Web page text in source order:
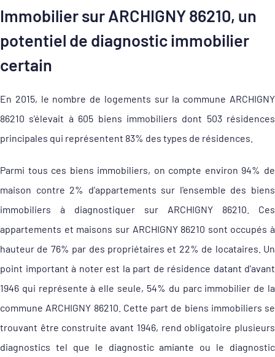
Immobilier sur ARCHIGNY 86210, un
potentiel de diagnostic immobilier
certain
En 2015, le nombre de logements sur la commune ARCHIGNY
86210 s'élevait à 605 biens immobiliers dont 503 résidences
principales qui représentent 83% des types de résidences.
Parmi tous ces biens immobiliers, on compte environ 94% de
maison contre 2% d'appartements sur l'ensemble des biens
immobiliers à diagnostiquer sur ARCHIGNY 86210. Ces
appartements et maisons sur ARCHIGNY 86210 sont occupés à
hauteur de 76% par des propriétaires et 22% de locataires. Un
point important à noter est la part de résidence datant d'avant
1946 qui représente à elle seule, 54% du parc immobilier de la
commune ARCHIGNY 86210. Cette part de biens immobiliers se
trouvant être construite avant 1946, rend obligatoire plusieurs
diagnostics tel que le diagnostic amiante ou le diagnostic